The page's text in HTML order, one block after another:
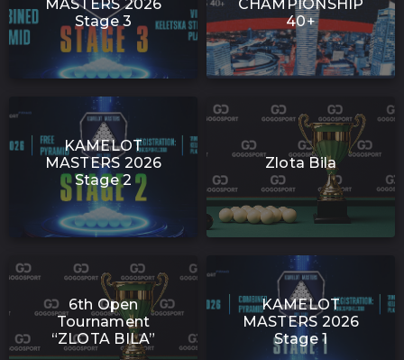
MASTERS 2026
Stage 3
CHAMPIONSHIP
40+
KAMELOT
MASTERS 2026
Stage 2
Zlota Bila
6th Open
Tournament
“ZLOTA BILA”
KAMELOT
MASTERS 2026
Stage 1